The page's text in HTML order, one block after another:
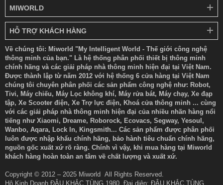
MIWORLD
HỖ TRỢ KHÁCH HÀNG
Về chúng tôi: Miworld "My Intelligent World - Thế giới công nghệ
thông minh của bạn." Là hệ thống phân phối thiết bị thông minh
chính hãng và các giải pháp nhà thông minh hiện đại tại Việt Nam.
Được thành lập từ năm 2012 với hệ thống 6 cửa hàng tại Việt Nam
chúng tôi chuyên phân phối các sản phẩm công nghệ như: Robot,
Tivi, Máy chiếu, Máy Lọc không khí, Máy rửa bát, Máy chạy, Xe đạp
tập, Xe Scooter điện, Xe Trợ lực điện, Khoá cửa thông minh ... cùng
với các giải pháp nhà thông minh hiện đại của nhiều nhãn hàng nổi
tiếng như Xiaomi, Dreame, Roborock, Ecovacs, Segway, Yesoul,
Wanbo, Aqara, Lock In, Kingsmith... Các sản phẩm được phân phối
luôn được nhập khẩu chính hãng, bảo hành tiêu chuẩn chính hãng,
nguồn gốc xuất xứ rõ ràng. Chính vì vậy, khi mua hàng tại Miworld
khách hàng hoàn toàn an tâm về chất lượng và xuất xứ.
Copyright © 2012 – 2025 Miworld All Rights Reserved.
Hộ Kinh Doanh ĐẬU KHẮC TÙNG 1980. Đại diện: ĐẬU KHẮC TÙNG